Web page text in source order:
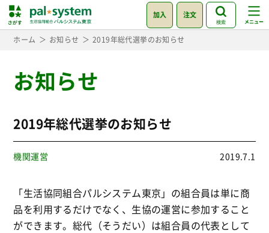
加入 注文
検索
ホーム お知らせ 2019年総代選挙のお知らせ
お知らせ
2019年総代選挙のお知らせ
機関運営 2019.7.1
「生活協同組合パルシステム東京」の組合員は単に商
品を利用するだけでなく、生協の運営に参加すること
ができます。総代（そうだい）は組合員の代表として